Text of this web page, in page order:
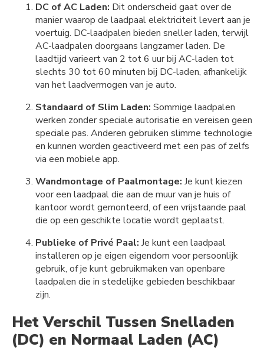
DC of AC Laden: Dit onderscheid gaat over de
manier waarop de laadpaal elektriciteit levert aan je
voertuig. DC-laadpalen bieden sneller laden, terwijl
AC-laadpalen doorgaans langzamer laden. De
laadtijd varieert van 2 tot 6 uur bij AC-laden tot
slechts 30 tot 60 minuten bij DC-laden, afhankelijk
van het laadvermogen van je auto.
Standaard of Slim Laden: Sommige laadpalen
werken zonder speciale autorisatie en vereisen geen
speciale pas. Anderen gebruiken slimme technologie
en kunnen worden geactiveerd met een pas of zelfs
via een mobiele app.
Wandmontage of Paalmontage: Je kunt kiezen
voor een laadpaal die aan de muur van je huis of
kantoor wordt gemonteerd, of een vrijstaande paal
die op een geschikte locatie wordt geplaatst.
Publieke of Privé Paal: Je kunt een laadpaal
installeren op je eigen eigendom voor persoonlijk
gebruik, of je kunt gebruikmaken van openbare
laadpalen die in stedelijke gebieden beschikbaar
zijn.
Het Verschil Tussen Snelladen
(DC) en Normaal Laden (AC)